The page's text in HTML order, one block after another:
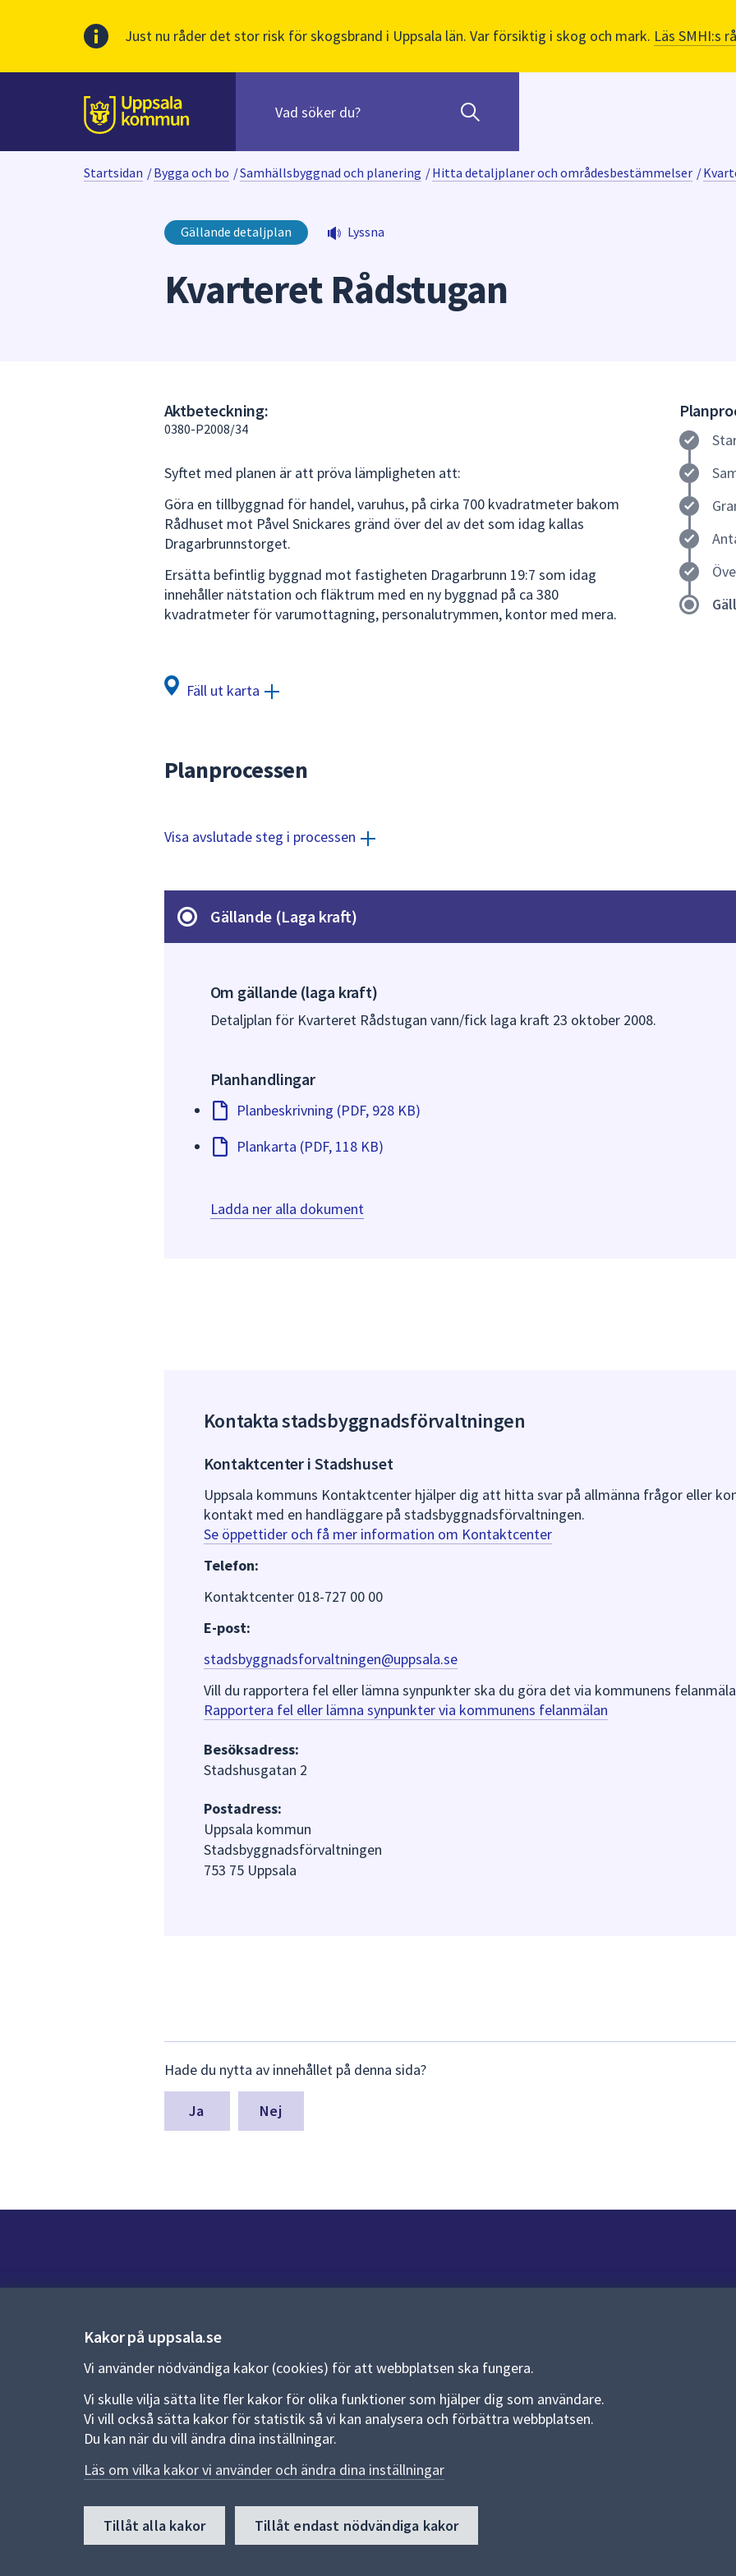
Just nu råder det stor risk för skogsbrand i Uppsala län. Var försiktig i skog och mark. Läs SMHI:s
Till sidans
huvudinnehåll
innehåll
När
börjar
skriva
sökfältet
kommer
Använd
piltangenterna
att
navigera
mellan
sökförslagen
och
enter
för
att
dem.
Kakor på uppsala.se
Vi använder nödvändiga kakor (cookies) för att webbplatsen ska fungera.
Vi skulle vilja sätta lite fler kakor för olika funktioner som hjälper dig som användare.
Vi vill också sätta kakor för statistik så vi kan analysera och förbättra webbplatsen.
Du kan när du vill ändra dina inställningar.
Läs om vilka kakor vi använder och ändra dina inställningar
Tillåt alla kakor Tillåt endast nödvändiga kakor
Startsidan /Bygga och bo /Samhällsbyggnad och planering /Hitta detaljplaner och områdesbestämmelser /
Gällande detaljplan Lyssna
Kvarteret Rådstugan
Aktbeteckning:
0380-P2008/34
Syftet med planen är att pröva lämpligheten att:
Göra en tillbyggnad för handel, varuhus, på cirka 700 kvadratmeter bakom
Rådhuset mot Påvel Snickares gränd över del av det som idag kallas
Dragarbrunnstorget.
Ersätta befintlig byggnad mot fastigheten Dragarbrunn 19:7 som idag
innehåller nätstation och fläktrum med en ny byggnad på ca 380
kvadratmeter för varumottagning, personalutrymmen, kontor med mera.
Fäll ut karta
Planprocessen
Visa avslutade steg i processen
Gällande (Laga kraft)
Om gällande (laga kraft)
Detaljplan för Kvarteret Rådstugan vann/fick laga kraft 23 oktober 2008.
Planhandlingar
Planbeskrivning (PDF, 928 KB)
Plankarta (PDF, 118 KB)
Ladda ner alla dokument
Kontakta stadsbyggnadsförvaltningen
Kontaktcenter i Stadshuset
Uppsala kommuns Kontaktcenter hjälper dig att hitta svar på allmänna frågor eller
kontakt med en handläggare på stadsbyggnadsförvaltningen.
Se öppettider och få mer information om Kontaktcenter
Telefon:
Kontaktcenter 018-727 00 00
E-post:
stadsbyggnadsforvaltningen@uppsala.se
Vill du rapportera fel eller lämna synpunkter ska du göra det via kommunens
Rapportera fel eller lämna synpunkter via kommunens felanmälan
Besöksadress:
Stadshusgatan 2
Postadress:
Uppsala kommun
Stadsbyggnadsförvaltningen
753 75 Uppsala
synpunkter
för
denna
Hade du nytta av innehållet på denna sida?
Nej
Kontaktcenter:018-727 00 00
E-post:uppsala.kommun@uppsala.se
Fler kontaktvägar
Pressrum
Nyheter och pressmeddelanden
Allmänna handlingar och diarium
Behandling av personuppgifter
Kakor
Språk (other languages)